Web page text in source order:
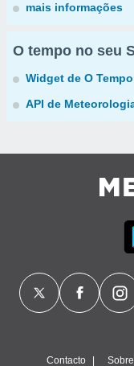
mais informações
O tempo no seu
Widget de O Tempo
API de
Contacto